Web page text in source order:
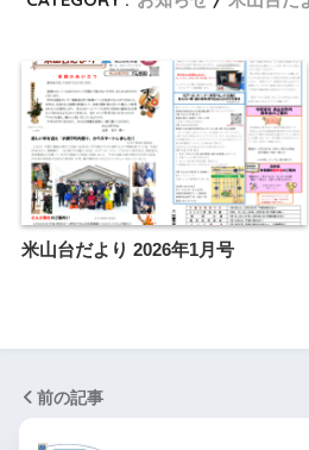
米山台だより 2026年1月号
前の記事